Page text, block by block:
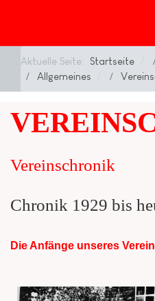
Aktuelle Seite: Startseite
Allgemeines
Vereinschronik
Chronik 1929 bis
Die Anfänge unseres